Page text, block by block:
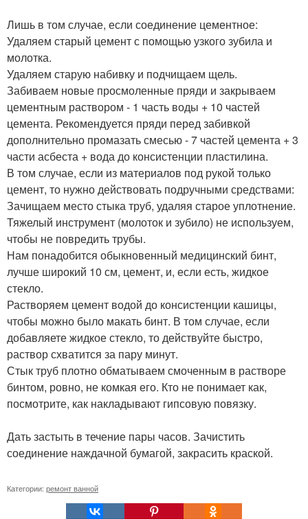
Лишь в том случае, если соединение цементное:
Удаляем старый цемент с помощью узкого зубила и
молотка.
Удаляем старую набивку и подчищаем щель.
Забиваем новые просмоленные пряди и закрываем
цементным раствором - 1 часть воды + 10 частей
цемента. Рекомендуется пряди перед забивкой
дополнительно промазать смесью - 7 частей цемента + 3
части асбеста + вода до консистенции пластилина.
В том случае, если из материалов под рукой только
цемент, то нужно действовать подручными средствами:
Зачищаем место стыка труб, удаляя старое уплотнение.
Тяжелый инструмент (молоток и зубило) не используем,
чтобы не повредить трубы.
Нам понадобится обыкновенный медицинский бинт,
лучше широкий 10 см, цемент, и, если есть, жидкое
стекло.
Растворяем цемент водой до консистенции кашицы,
чтобы можно было макать бинт. В том случае, если
добавляете жидкое стекло, то действуйте быстро,
раствор схватится за пару минут.
Стык труб плотно обматываем смоченным в растворе
бинтом, ровно, не комкая его. Кто не понимает как,
посмотрите, как накладывают гипсовую повязку.
Дать застыть в течение пары часов. Зачистить
соединение наждачной бумагой, закрасить краской.
Категории: ремонт ванной